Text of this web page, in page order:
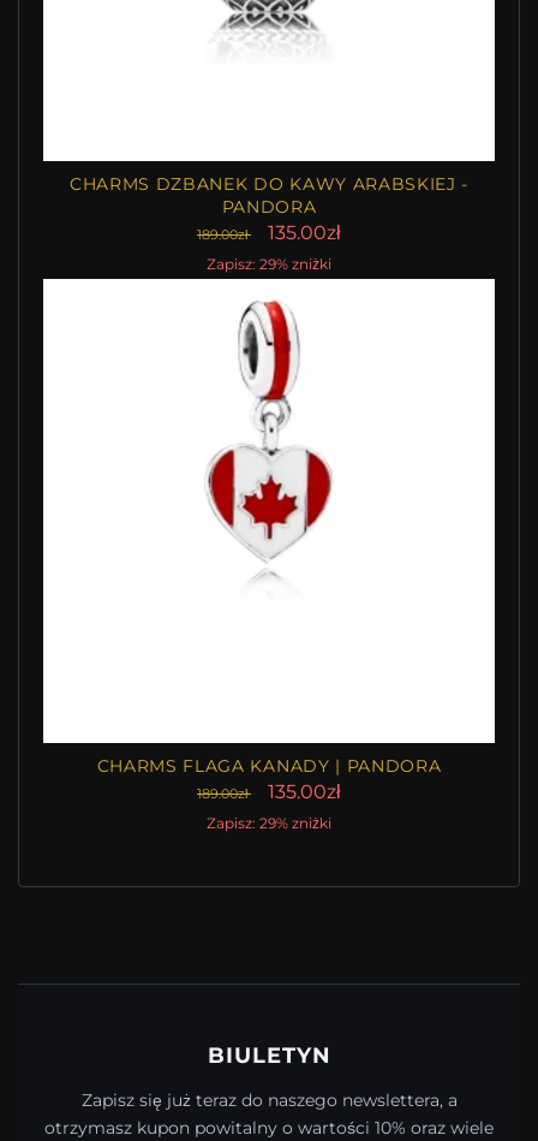
CHARMS DZBANEK DO KAWY ARABSKIEJ -
PANDORA
189.00zł 135.00zł
Zapisz: 29% zniżki
CHARMS FLAGA KANADY | PANDORA
189.00zł 135.00zł
Zapisz: 29% zniżki
BIULETYN
Zapisz się już teraz do naszego newslettera, a
otrzymasz kupon powitalny o wartości 10% oraz wiele